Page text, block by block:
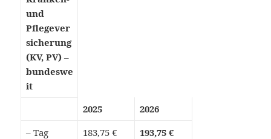
und
Pflegever
sicherung
(KV, PV) –
bundeswe
it
2025
2026
– Tag
183,75 €
193,75 €